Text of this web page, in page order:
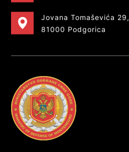
Jovana Tomaševića 29,
81000 Podgorica